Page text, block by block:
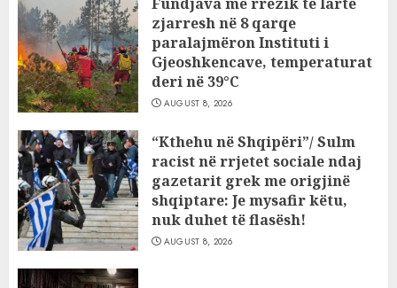
zjarresh në 8 qarqe
paralajmëron Instituti i
Gjeoshkencave, temperaturat
deri në 39°C
AUGUST 8, 2026
“Kthehu në Shqipëri”/ Sulm
racist në rrjetet sociale ndaj
gazetarit grek me origjinë
shqiptare: Je mysafir këtu,
nuk duhet të flasësh!
AUGUST 8, 2026